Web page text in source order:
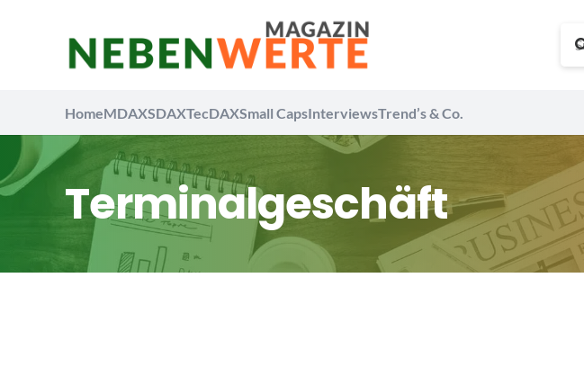
HomeMDAXSDAXTecDAXSmall CapsInterviewsTrend’s & Co.
Terminalgeschäft